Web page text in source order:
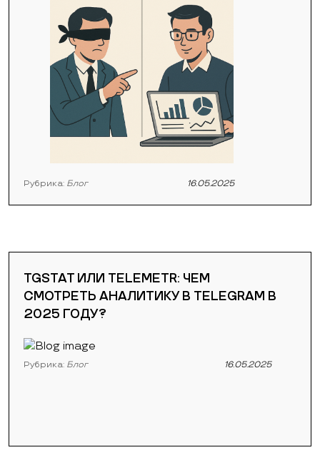
Рубрика: Блог 16.05.2025
TGSTAT ИЛИ TELEMETR: ЧЕМ
СМОТРЕТЬ АНАЛИТИКУ В TELEGRAM В
2025 ГОДУ?
Рубрика: Блог 16.05.2025